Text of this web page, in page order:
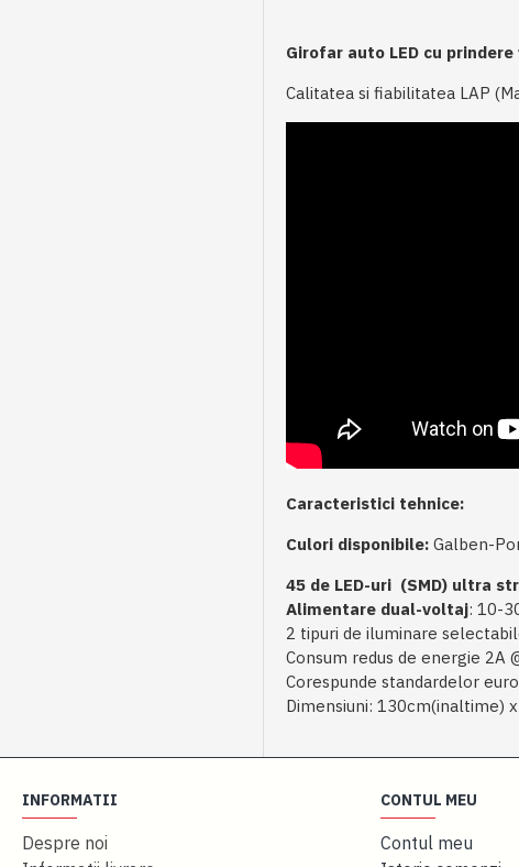
Girofar auto LED cu
Calitatea si fiabilitatea LAP
Caracteristici tehnice:
Culori disponibile: Galben-
45 de LED-uri (SMD) ultra
Alimentare dual-voltaj: 10-
2 tipuri de iluminare
Consum redus de energie 2A
Corespunde standardelor
Dimensiuni: 130cm(inaltime)
INFORMATII
Despre noi
CONTUL MEU
Contul meu